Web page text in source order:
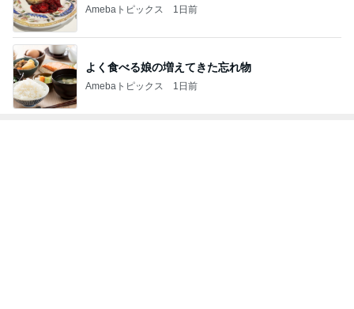
Amebaトピックス 1日前
よく食べる娘の増えてきた忘れ物
Amebaトピックス 1日前